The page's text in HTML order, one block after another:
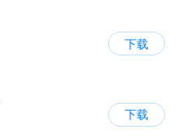
下载
下载